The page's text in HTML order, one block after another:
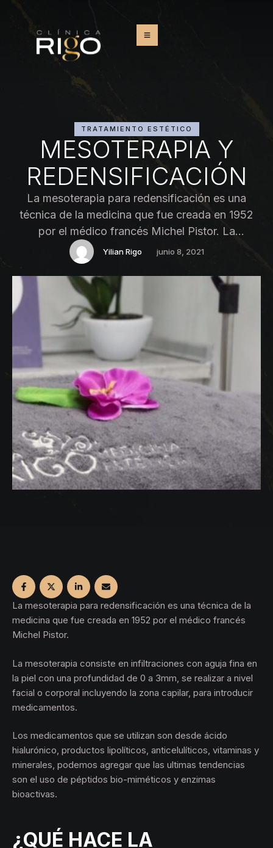
TRATAMIENTO ESTÉTICO
MESOTERAPIA Y
REDENSIFICACIÓN
La mesoterapia para redensificación es una
técnica de la medicina que fue creada en 1952
por el médico francés Michel Pistor. La
mesoterapia consiste en infiltraciones con aguja
fina en la piel con una profundidad de 0 a 3mm,
se realizar a nivel facial o corporal incluyendo la
zona capilar, para introducir medicamentos. Los
medicamentos …
Yilian Rigo junio 8, 2021
La mesoterapia para redensificación es una técnica de la
medicina que fue creada en 1952 por el médico francés
Michel Pistor.
La mesoterapia consiste en infiltraciones con aguja fina en
la piel con una profundidad de 0 a 3mm, se realizar a nivel
facial o corporal incluyendo la zona capilar, para introducir
medicamentos.
Los medicamentos que se utilizan son desde ácido
hialurónico, productos lipolíticos, anticelulíticos, vitaminas y
minerales, podemos agregar que las ultimas tendencias
son el uso de péptidos bio-miméticos y enzimas
bioactivas.
¿QUÉ HACE LA